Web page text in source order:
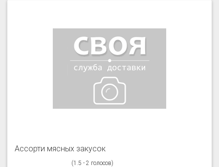
Ассорти мясных закусок
(1.5 - 2 голосов)